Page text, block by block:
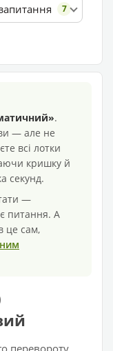
7
.
— але не
всі лотки
кришку й
секунд.
—
питання. А
це сам,
перевороту